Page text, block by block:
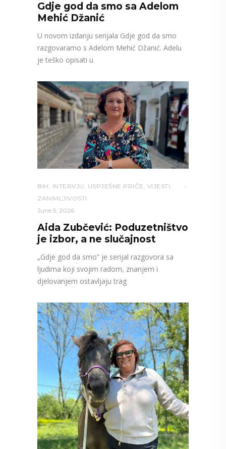
Gdje god da smo sa Adelom
Mehić Džanić
U novom izdanju serijala Gdje god da smo
razgovaramo s Adelom Mehić Džanić. Adelu
je teško opisati u
BIH INTERVJU USPJEŠNE PRIČE VIJESTI
ZANIMLJIVOSTI
June 5, 2026
Aida Zubčević: Poduzetništvo
je izbor, a ne slučajnost
„Gdje god da smo” je serijal razgovora sa
ljudima koji svojim radom, znanjem i
djelovanjem ostavljaju trag